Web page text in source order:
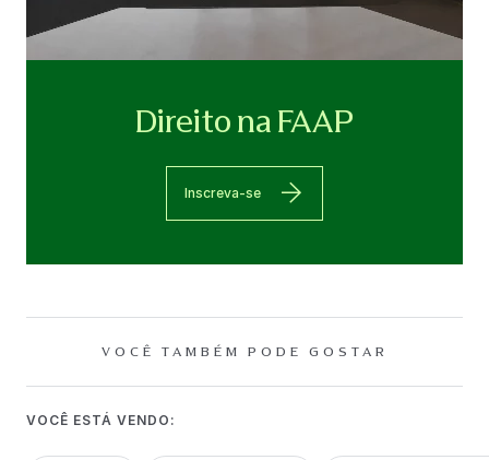
Direito na FAAP
Inscreva-se
VOCÊ TAMBÉM PODE GOSTAR
VOCÊ ESTÁ VENDO: